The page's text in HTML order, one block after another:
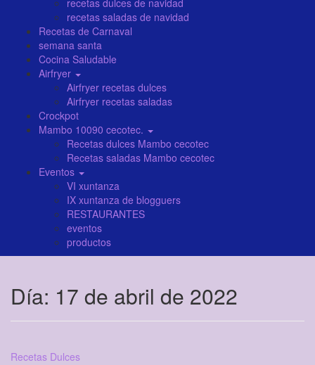
recetas dulces de navidad
recetas saladas de navidad
Recetas de Carnaval
semana santa
Cocina Saludable
Airfryer
Airfryer recetas dulces
Airfryer recetas saladas
Crockpot
Mambo 10090 cecotec.
Recetas dulces Mambo cecotec
Recetas saladas Mambo cecotec
Eventos
VI xuntanza
IX xuntanza de blogguers
RESTAURANTES
eventos
productos
Día: 17 de abril de 2022
Recetas Dulces